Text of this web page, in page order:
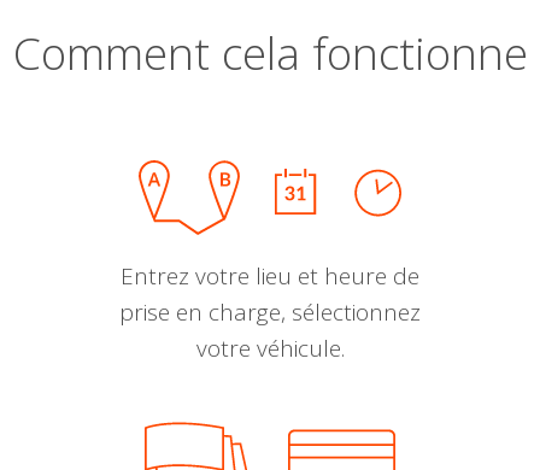
Comment cela fonctionne
Entrez votre lieu et heure de
prise en charge, sélectionnez
votre véhicule.